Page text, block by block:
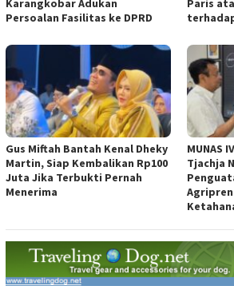
Karangkobar Adukan
Persoalan Fasilitas ke DPRD
Paris
Gus Miftah Bantah Kenal Dheky
Martin, Siap Kembalikan Rp100
Juta Jika Terbukti Pernah
Menerima
MUNAS
Tjachja